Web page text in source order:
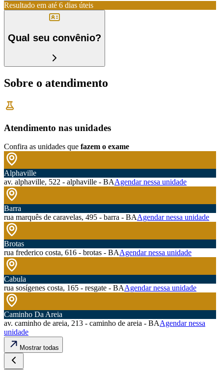
Resultado em até 6 dias úteis
Qual seu convênio?
Sobre o atendimento
Atendimento nas unidades
Confira as unidades que fazem o exame
Alphaville
av. alphaville, 522 - alphaville - BAAgendar nessa unidade
Barra
rua marquês de caravelas, 495 - barra - BAAgendar nessa unidade
Brotas
rua frederico costa, 616 - brotas - BAAgendar nessa unidade
Cabula
rua sosígenes costa, 165 - resgate - BAAgendar nessa unidade
Caminho Da Areia
av. caminho de areia, 213 - caminho de areia - BAAgendar nessa
unidade
Mostrar todas